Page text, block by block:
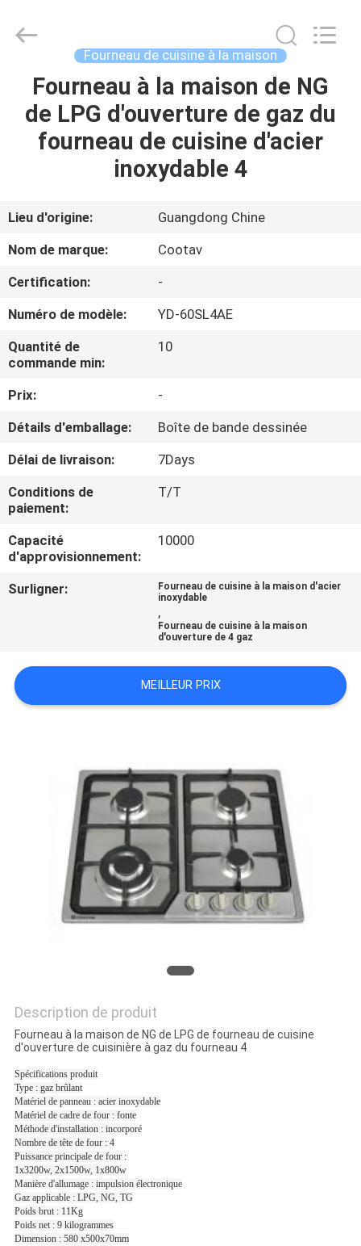
MAISON
PRODUITS
AU
DE
NOUS
VISITE
D'USINE
CONTRÔLE
DE
QUALITÉ
CONTACTEZ-
NOUS
CAS
PRIVACY
POLICY
Catering
equipments
Fourneau de cuisine à la maison
Fourneau à la maison de NG
de LPG d'ouverture de gaz du
fourneau de cuisine d'acier
inoxydable 4
Lieu d'origine:
Guangdong Chine
Nom de marque:
Cootav
Certification:
-
Numéro de modèle:
YD-60SL4AE
Quantité de
commande min:
10
Prix:
-
Détails d'emballage:
Boîte de bande dessinée
Délai de livraison:
7Days
Conditions de
paiement:
T/T
Capacité
d'approvisionnement:
10000
Surligner:
Fourneau de cuisine à la maison d'acier
inoxydable
,
Fourneau de cuisine à la maison
d'ouverture de 4 gaz
MEILLEUR PRIX
Description de produit
Fourneau à la maison de NG de LPG de fourneau de cuisine
d'ouverture de cuisinière à gaz du fourneau 4
Spécifications produit
Type : gaz brûlant
Matériel de panneau : acier inoxydable
Matériel de cadre de four : fonte
Méthode d'installation : incorporé
Nombre de tête de four : 4
Puissance principale de four :
1x3200w, 2x1500w, 1x800w
Manière d'allumage : impulsion électronique
Gaz applicable : LPG, NG, TG
Poids brut : 11Kg
Poids net : 9 kilogrammes
Dimension : 580 x500x70mm